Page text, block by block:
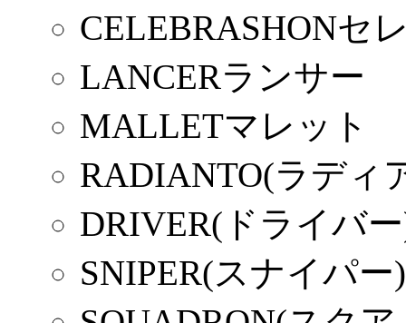
CELEBRASHONセ
LANCERランサー
MALLETマレット
RADIANTO(ラディ
DRIVER(ドライバ
SNIPER(スナイパー)